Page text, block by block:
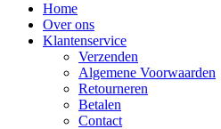
Home
Over ons
Klantenservice
Verzenden
Algemene Voorwaarden
Retourneren
Betalen
Contact